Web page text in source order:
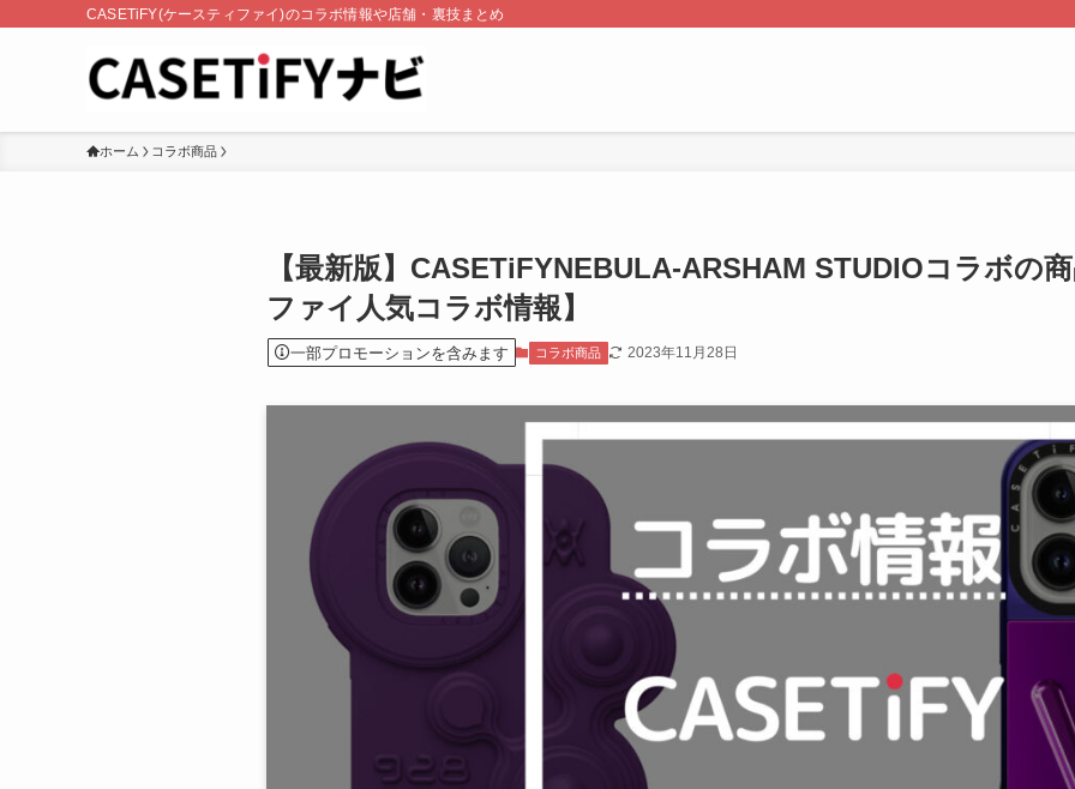
CASETiFY(ケースティファイ)のコラボ情報や店舗・裏技まとめ
ホーム コラボ商品
【最新版】CASETiFYNEBULA-ARSHAM STUDIOコラボの
ファイ人気コラボ情報】
一部プロモーションを含みます コラボ商品 2023年11月28日